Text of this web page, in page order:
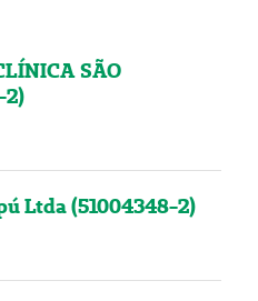
SÃO
2)
Ltda (51004348-2)